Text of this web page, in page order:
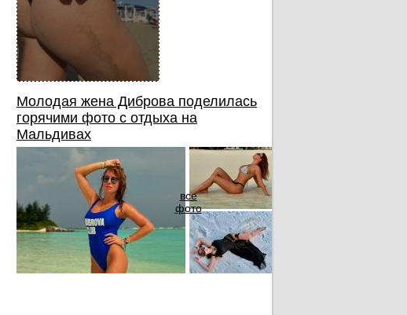
Молодая жена Диброва поделилась
горячими фото с отдыха на
Мальдивах
все
фото